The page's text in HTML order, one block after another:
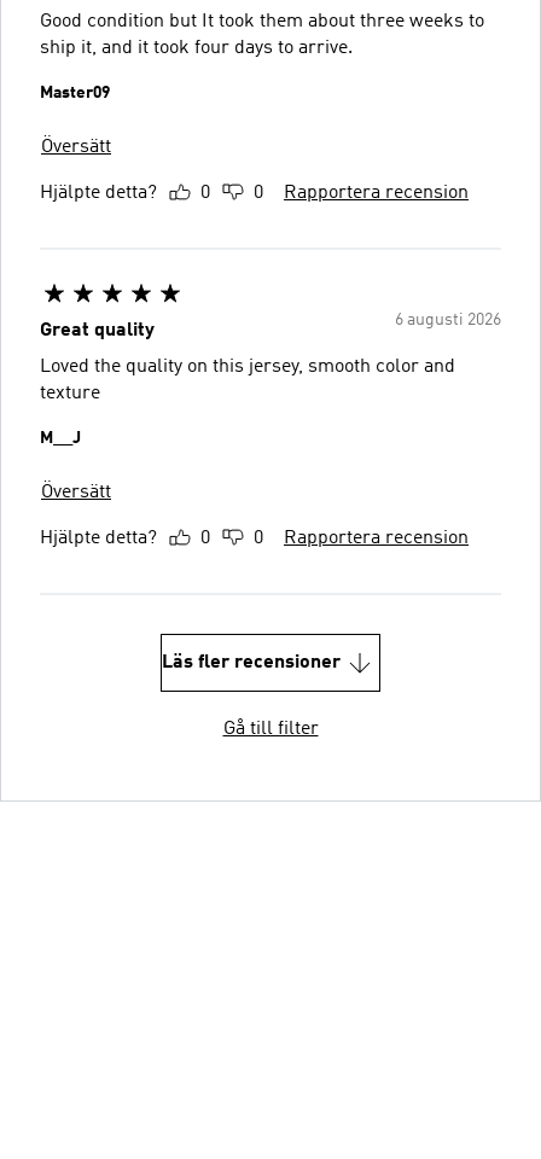
Good condition but It took them about three weeks to
ship it, and it took four days to arrive.
Master09
Översätt
Hjälpte detta? 0 0 Rapportera recension
6 augusti 2026
Great quality
Loved the quality on this jersey, smooth color and
texture
M__J
Översätt
Hjälpte detta? 0 0 Rapportera recension
Läs fler recensioner
Gå till filter